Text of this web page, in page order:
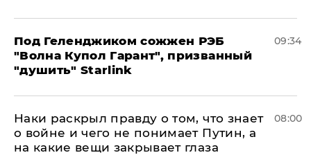
Под Геленджиком сожжен РЭБ
"Волна Купол Гарант", призванный
"душить" Starlink
09:34
Наки раскрыл правду о том, что знает
о войне и чего не понимает Путин, а
на какие вещи закрывает глаза
08:00